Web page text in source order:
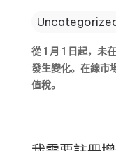
從 1 月 1 日起，未
發生變化。在線市
值稅。